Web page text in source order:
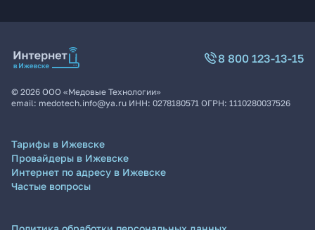
8 800 123-13-15
© 2026 ООО «Медовые Технологии»
email: medotech.info@ya.ru ИНН: 0278180571 ОГРН: 1110280037526
Тарифы в Ижевске
Провайдеры в Ижевске
Интернет по адресу в Ижевске
Частые вопросы